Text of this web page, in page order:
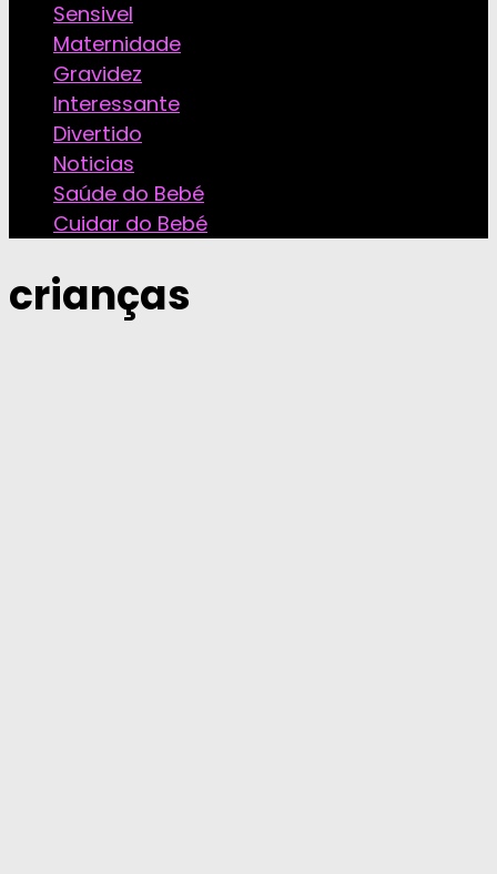
Sensivel
Maternidade
Gravidez
Interessante
Divertido
Noticias
Saúde do Bebé
Cuidar do Bebé
crianças